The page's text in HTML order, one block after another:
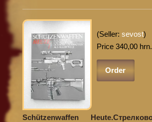
(Seller: sevost)
Price 340,00 hrn.
Order
Schützenwaffen Heute.Стрелковое оружие